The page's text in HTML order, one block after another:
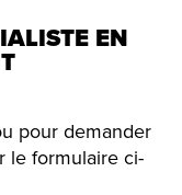
EN
pour demander
le formulaire ci-